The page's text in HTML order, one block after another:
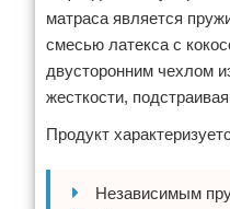
матраса является
смесью латекса с
двусторонним чехлом
жесткости,
Продукт
Независимым